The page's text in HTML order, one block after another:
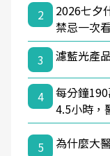
2
2026七夕
禁忌一次看
3
濾藍光產
4
每分鐘
4.5小時，
5 為什麼大